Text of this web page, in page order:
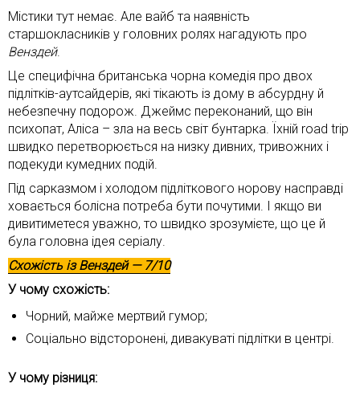
Містики тут немає. Але вайб та наявність
старшокласників у головних ролях нагадують про
Венздей.
Це специфічна британська чорна комедія про двох
підлітків-аутсайдерів, які тікають із дому в абсурдну й
небезпечну подорож. Джеймс переконаний, що він
психопат, Аліса – зла на весь світ бунтарка. Їхній road trip
швидко перетворюється на низку дивних, тривожних і
подекуди кумедних подій.
Під сарказмом і холодом підліткового норову насправді
ховається болісна потреба бути почутими. І якщо ви
дивитиметеся уважно, то швидко зрозумієте, що це й
була головна ідея серіалу.
Схожість ізВенздей— 7/10
У чому схожість:
Чорний, майже мертвий гумор;
Соціально відсторонені, дивакуваті підлітки в центрі.
У чому різниця: